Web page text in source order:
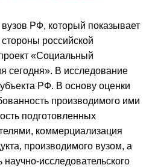
РФ, который показывает
российской
«Социальный
сегодня». В исследование
РФ. В основу оценки
производимого ими
подготовленных
коммерциализация
производимого вузом, а
исследовательского